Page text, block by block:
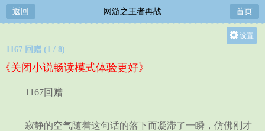
返回 网游之王者再战 首页
设置
1167 回赠 (1 / 8)
《关闭小说畅读模式体验更好》
1167回赠
寂静的空气随着这句话的落下而凝滞了一瞬，仿佛刚才